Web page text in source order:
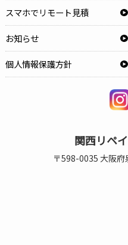
スマホでリモート見積
お知らせ
個人情報保護方針
関西リペ
〒598-0035 大阪